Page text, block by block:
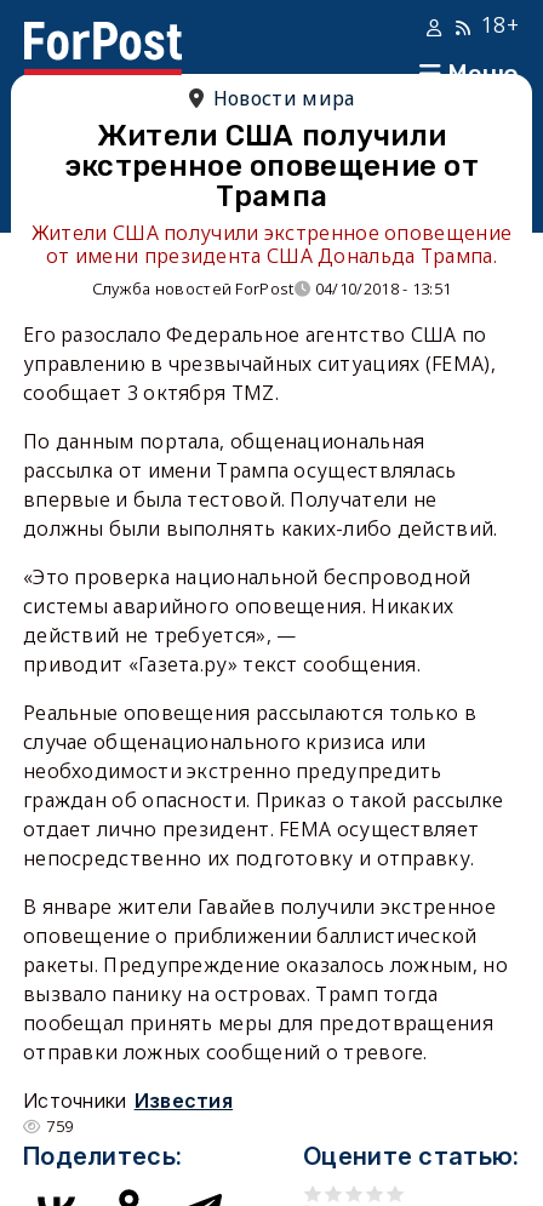
Меню
18+
Новости мира
Жители США получили
экстренное оповещение от
Трампа
Жители США получили экстренное оповещение
от имени президента США Дональда Трампа.
Служба новостей ForPost 04/10/2018 - 13:51
Его разослало Федеральное агентство США по
управлению в чрезвычайных ситуациях (FEMA),
сообщает 3 октября TMZ.
По данным портала, общенациональная
рассылка от имени Трампа осуществлялась
впервые и была тестовой. Получатели не
должны были выполнять каких-либо действий.
«Это проверка национальной беспроводной
системы аварийного оповещения. Никаких
действий не требуется», —
приводит «Газета.ру» текст сообщения.
Реальные оповещения рассылаются только в
случае общенационального кризиса или
необходимости экстренно предупредить
граждан об опасности. Приказ о такой рассылке
отдает лично президент. FEMA осуществляет
непосредственно их подготовку и отправку.
В январе жители Гавайев получили экстренное
оповещение о приближении баллистической
ракеты. Предупреждение оказалось ложным, но
вызвало панику на островах. Трамп тогда
пообещал принять меры для предотвращения
отправки ложных сообщений о тревоге.
Источники Известия
759
Поделитесь: Оцените статью: